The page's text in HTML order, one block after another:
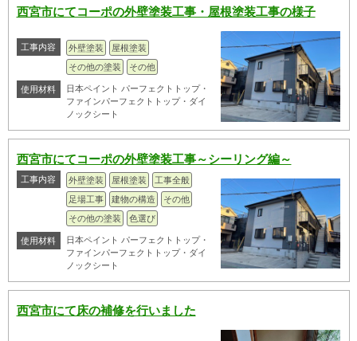
西宮市にてコーポの外壁塗装工事・屋根塗装工事の様子
工事内容 外壁塗装
屋根塗装
その他の塗装
その他
使用材料
日本ペイント パーフェクトトップ・
ファインパーフェクトトップ・ダイ
ノックシート
西宮市にてコーポの外壁塗装工事～シーリング編～
工事内容 外壁塗装 屋根塗装
工事全般
足場工事
建物の構造
その他
その他の塗装
色選び
使用材料
日本ペイント パーフェクトトップ・
ファインパーフェクトトップ・ダイ
ノックシート
西宮市にて床の補修を行いました